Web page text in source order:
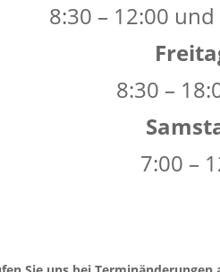
8:30 – 12:00
8:30 –
7:00 –